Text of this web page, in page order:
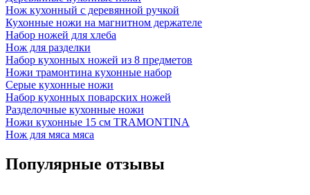
Нож кухонный с деревянной ручкой
Кухонные ножи на магнитном держателе
Набор ножей для хлеба
Нож для разделки
Набор кухонных ножей из 8 предметов
Ножи трамонтина кухонные набор
Серые кухонные ножи
Набор кухонных поварских ножей
Разделочные кухонные ножи
Ножи кухонные 15 см TRAMONTINA
Нож для мяса мяса
Популярные отзывы